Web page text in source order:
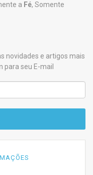
a Fé, Somente
novidades e artigos mais
para seu E-mail